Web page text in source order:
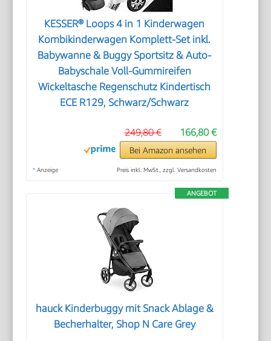
KESSER® Loops 4 in 1 Kinderwagen
Kombikinderwagen Komplett-Set inkl.
Babywanne & Buggy Sportsitz & Auto-
Babyschale Voll-Gummireifen
Wickeltasche Regenschutz Kindertisch
ECE R129, Schwarz/Schwarz
166,80 €
249,80 €
Bei Amazon ansehen
* Anzeige Preis inkl. MwSt., zzgl. Versandkosten
ANGEBOT
hauck Kinderbuggy mit Snack Ablage &
Becherhalter, Shop N Care Grey